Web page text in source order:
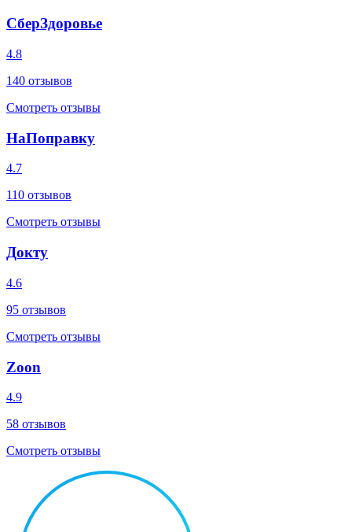
СберЗдоровье
4.8
140 отзывов
Смотреть отзывы
НаПоправку
4.7
110 отзывов
Смотреть отзывы
Докту
4.6
95 отзывов
Смотреть отзывы
Zoon
4.9
58 отзывов
Смотреть отзывы